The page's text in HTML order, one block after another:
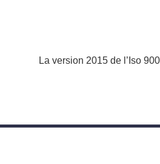
La version 2015 de l’Iso